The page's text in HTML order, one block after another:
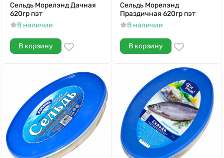
Сельдь Морелэнд Дачная
620гр пэт
В наличии
В корзину
Сельдь Морелэнд
Праздичная 620гр пэт
В наличии
В корзину